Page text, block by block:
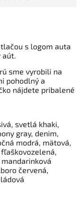
s logom auta
aút.
sme vyrobili na
pohodlný a
nájdete pribalené
svetlá khaki,
gray, denim,
modrá, mätová,
červená,